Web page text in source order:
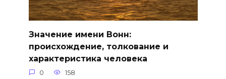
Значение имени Вонн:
происхождение, толкование и
характеристика человека
0 158